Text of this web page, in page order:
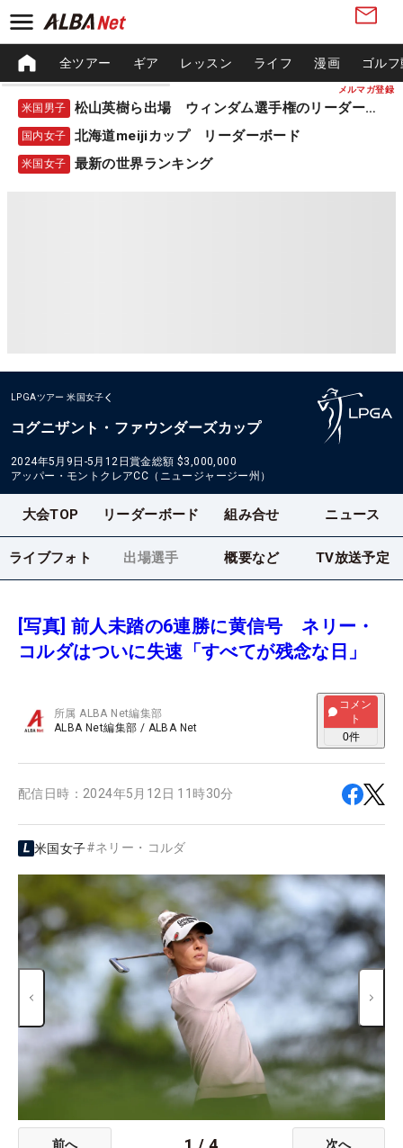
メルマガ登録
全ツアー ギア レッスン ライフ 漫画 ゴル
米国男子 松山英樹ら出場 ウィンダム選手権のリーダーボード
国内女子 北海道meijiカップ リーダーボード
米国女子 最新の世界ランキング
LPGAツアー 米国女子
コグニザント・ファウンダーズカップ
2024年5月9日-5月12日賞金総額 $3,000,000
アッパー・モントクレアCC（ニュージャージー州）
大会TOP リーダーボード 組み合せ ニュース
ライブフォト 出場選手 概要など TV放送予定
[写真] 前人未踏の6連勝に黄信号 ネリー・
コルダはついに失速「すべてが残念な日」
所属ALBA Net編集部
ALBA Net編集部 / ALBA Net
コメン
ト
0件
配信日時： 2024年5月12日 11時30分
米国女子#ネリー・コルダ
前へ 次へ